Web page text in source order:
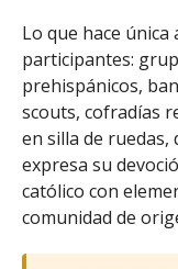
Lo que hace única
participantes:
prehispánicos,
scouts, cofradías
en silla de ruedas,
expresa su
católico con
comunidad de